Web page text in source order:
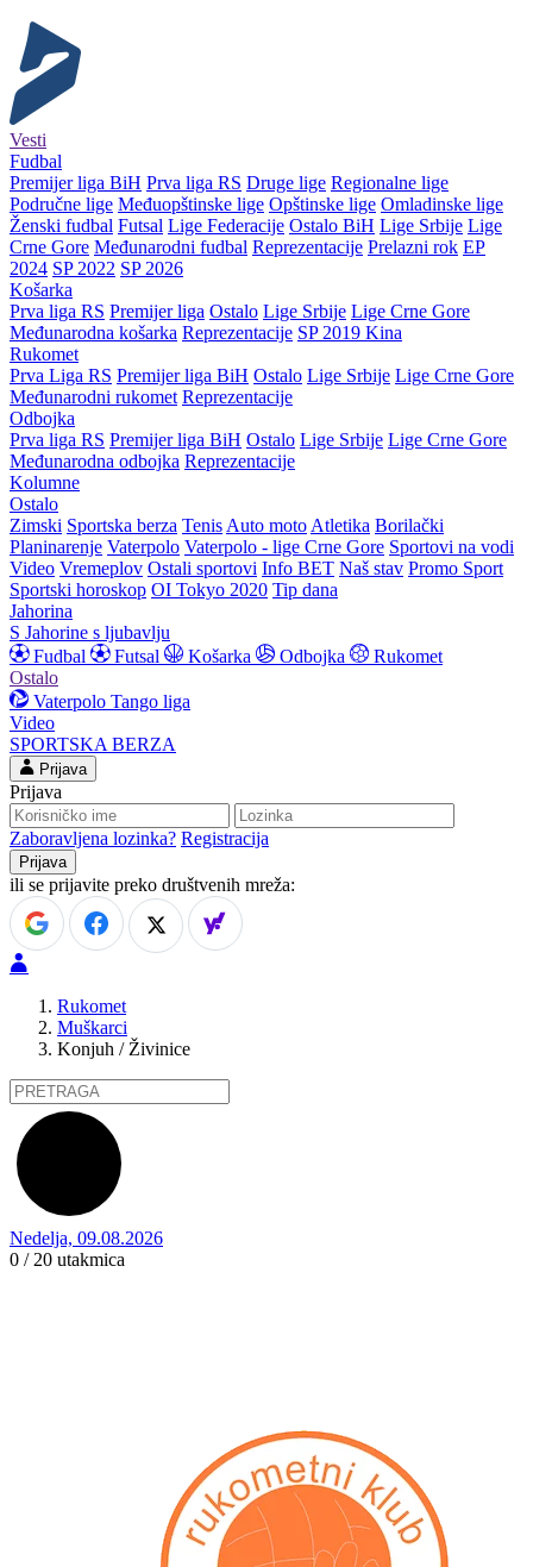
Vesti
Fudbal
Premijer liga BiH Prva liga RS Druge lige Regionalne lige
Područne lige Međuopštinske lige Opštinske lige Omladinske lige
Ženski fudbal Futsal Lige Federacije Ostalo BiH Lige Srbije Lige
Crne Gore Međunarodni fudbal Reprezentacije Prelazni rok EP
2024 SP 2022 SP 2026
Košarka
Prva liga RS Premijer liga Ostalo Lige Srbije Lige Crne Gore
Međunarodna košarka Reprezentacije SP 2019 Kina
Rukomet
Prva Liga RS Premijer liga BiH Ostalo Lige Srbije Lige Crne Gore
Međunarodni rukomet Reprezentacije
Odbojka
Prva liga RS Premijer liga BiH Ostalo Lige Srbije Lige Crne Gore
Međunarodna odbojka Reprezentacije
Kolumne
Ostalo
Zimski Sportska berza Tenis Auto moto Atletika Borilački
Planinarenje Vaterpolo Vaterpolo - lige Crne Gore Sportovi na vodi
Video Vremeplov Ostali sportovi Info BET Naš stav Promo Sport
Sportski horoskop OI Tokyo 2020 Tip dana
Jahorina
S Jahorine s ljubavlju
Fudbal
Futsal Košarka Odbojka
Rukomet
Ostalo
Vaterpolo Tango liga
Video
SPORTSKA BERZA
Prijava
Prijava
Zaboravljena lozinka? Registracija
ili se prijavite preko društvenih mreža:
Rukomet
Muškarci
Konjuh / Živinice
Nedelja, 09.08.2026
0 / 20 utakmica